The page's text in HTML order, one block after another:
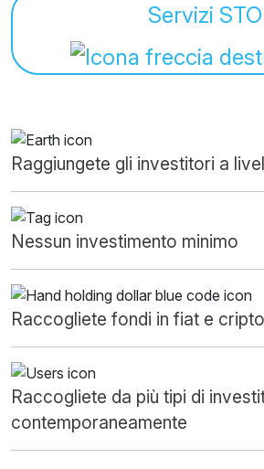
Servizi STO
Raggiungete gli investitori a
Nessun investimento minimo
Raccogliete fondi in fiat e
Raccogliete da più tipi di
contemporaneamente